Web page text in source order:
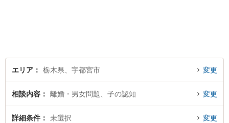
エリア 栃木県、宇都宮市 変更
相談内容 離婚・男女問題、子の認知 変更
詳細条件 未選択 変更